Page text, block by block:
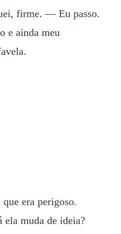
firme. — Eu passo.
e ainda meu
era perigoso.
ela muda de ideia?